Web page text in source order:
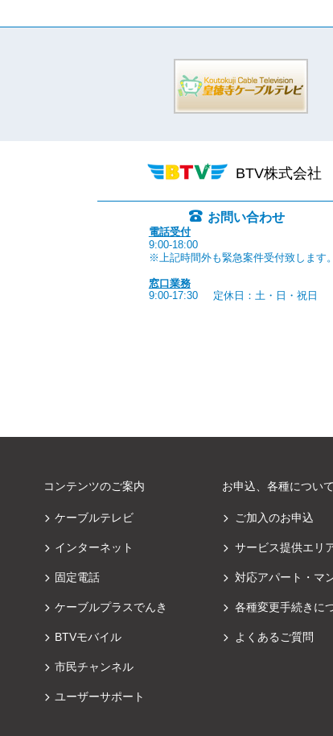
BTV株式会社
お問い合わせ
電話受付
9:00-18:00
※上記時間外も緊急案件受付致します。
窓口業務
9:00-17:30
定休日：土・日・祝日
コンテンツのご案内
ケーブルテレビ
インターネット
固定電話
ケーブルプラスでんき
BTVモバイル
市民チャンネル
ユーザーサポート
お申込、各種について
ご加入のお申込
サービス提供エリ
対応アパート・マ
各種変更手続きに
よくあるご質問